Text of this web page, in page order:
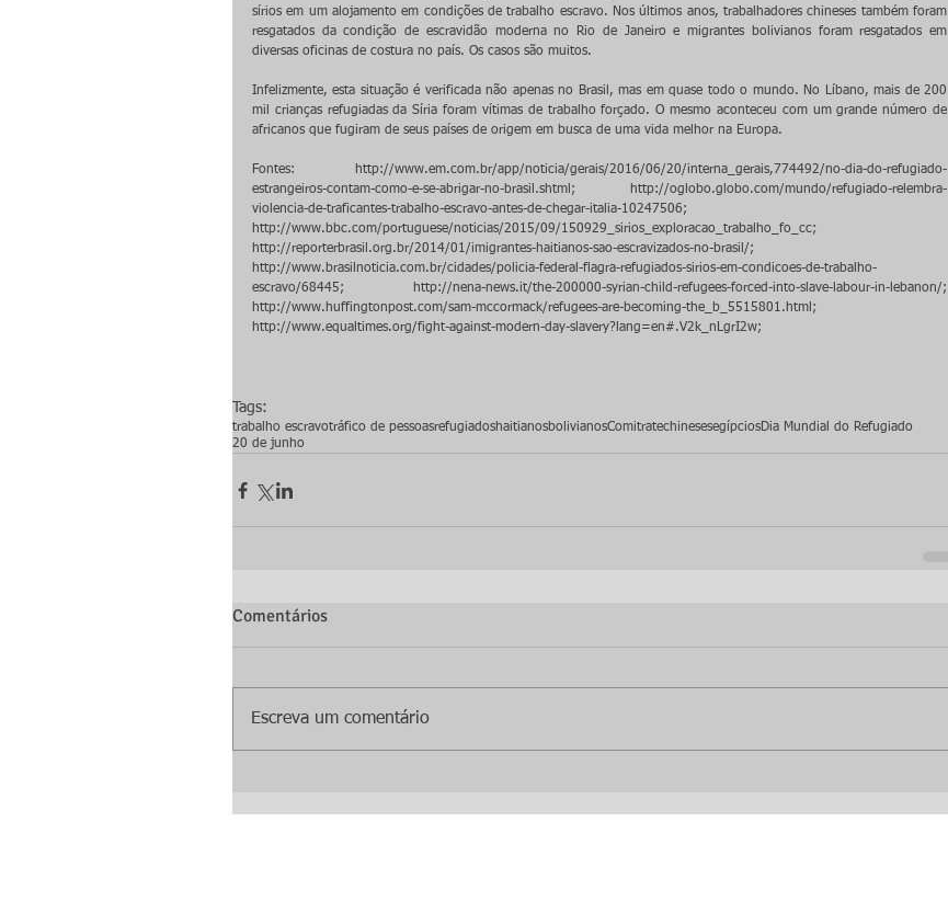
sírios em um alojamento em condições de trabalho escravo. Nos últimos anos, trabalhadores chineses também foram
resgatados da condição de escravidão moderna no Rio de Janeiro e migrantes bolivianos foram resgatados em
diversas oficinas de costura no país. Os casos são muitos.
Infelizmente, esta situação é verificada não apenas no Brasil, mas em quase todo o mundo. No Líbano, mais de 200
mil crianças refugiadas da Síria foram vítimas de trabalho forçado. O mesmo aconteceu com um grande número de
africanos que fugiram de seus países de origem em busca de uma vida melhor na Europa.
Fontes: http://www.em.com.br/app/noticia/gerais/2016/06/20/interna_gerais,774492/no-dia-do-refugiado-
estrangeiros-contam-como-e-se-abrigar-no-brasil.shtml; http://oglobo.globo.com/mundo/refugiado-relembra-
violencia-de-traficantes-trabalho-escravo-antes-de-chegar-italia-10247506;
http://www.bbc.com/portuguese/noticias/2015/09/150929_sirios_exploracao_trabalho_fo_cc;
http://reporterbrasil.org.br/2014/01/imigrantes-haitianos-sao-escravizados-no-brasil/;
http://www.brasilnoticia.com.br/cidades/policia-federal-flagra-refugiados-sirios-em-condicoes-de-trabalho-
escravo/68445; http://nena-news.it/the-200000-syrian-child-refugees-forced-into-slave-labour-in-lebanon/;
http://www.huffingtonpost.com/sam-mccormack/refugees-are-becoming-the_b_5515801.html;
http://www.equaltimes.org/fight-against-modern-day-slavery?lang=en#.V2k_nLgrI2w;
Tags:
trabalho escravotráfico de pessoasrefugiadoshaitianosbolivianosComitratechinesesegípciosDia Mundial do Refugiado
20 de junho
Comentários
Escreva um comentário